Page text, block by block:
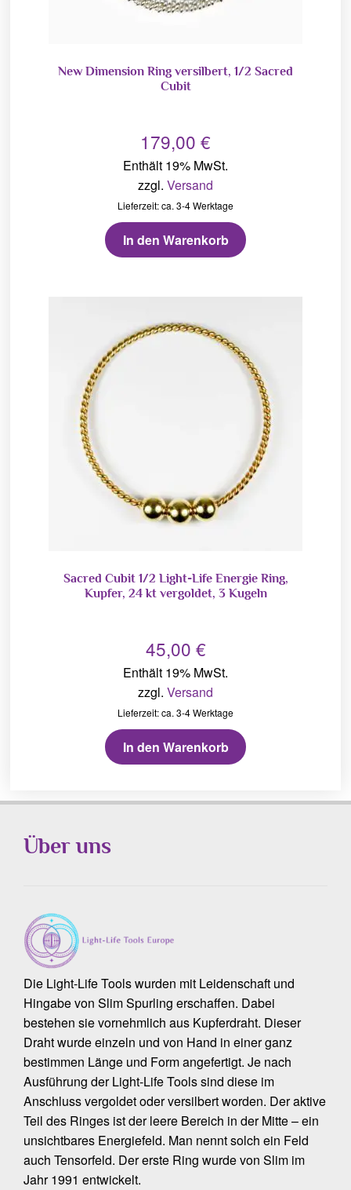
New Dimension Ring versilbert, 1/2 Sacred
Cubit
179,00 €
Enthält 19% MwSt.
zzgl. Versand
Lieferzeit: ca. 3-4 Werktage
In den Warenkorb
Sacred Cubit 1/2 Light-Life Energie Ring,
Kupfer, 24 kt vergoldet, 3 Kugeln
45,00 €
Enthält 19% MwSt.
zzgl. Versand
Lieferzeit: ca. 3-4 Werktage
In den Warenkorb
Über uns
Die Light-Life Tools wurden mit Leidenschaft und
Hingabe von Slim Spurling erschaffen. Dabei
bestehen sie vornehmlich aus Kupferdraht. Dieser
Draht wurde einzeln und von Hand in einer ganz
bestimmen Länge und Form angefertigt. Je nach
Ausführung der Light-Life Tools sind diese im
Anschluss vergoldet oder versilbert worden. Der aktive
Teil des Ringes ist der leere Bereich in der Mitte – ein
unsichtbares Energiefeld. Man nennt solch ein Feld
auch Tensorfeld. Der erste Ring wurde von Slim im
Jahr 1991 entwickelt.